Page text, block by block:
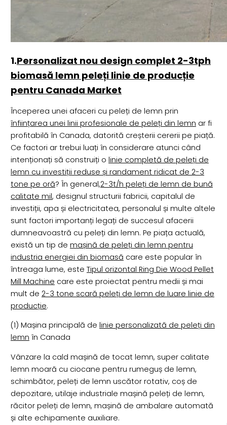
1.Personalizat nou design complet 2-3tph
biomasă lemn peleți linie de producție
pentru Canada Market
Începerea unei afaceri cu peleți de lemn prin
înființarea unei linii profesionale de peleți din lemn ar fi
profitabilă în Canada, datorită creșterii cererii pe piață.
Ce factori ar trebui luați în considerare atunci când
intenționați să construiți o linie completă de peleți de
lemn cu investiții reduse și randament ridicat de 2-3
tone pe oră? În general,2-3t/h peleți de lemn de bună
calitate mil, designul structurii fabricii, capitalul de
investiții, apa și electricitatea, personalul și multe altele
sunt factori importanți legați de succesul afacerii
dumneavoastră cu peleți din lemn. Pe piața actuală,
există un tip de mașină de peleți din lemn pentru
industria energiei din biomasă care este popular în
întreaga lume, este Tipul orizontal Ring Die Wood Pellet
Mill Machine care este proiectat pentru medii și mai
mult de 2-3 tone scară peleți de lemn de luare linie de
producție.
(1) Mașina principală de linie personalizată de peleți din
lemn în Canada
Vânzare la cald mașină de tocat lemn, super calitate
lemn moară cu ciocane pentru rumeguș de lemn,
schimbător, peleți de lemn uscător rotativ, coș de
depozitare, utilaje industriale mașină peleți de lemn,
răcitor peleți de lemn, mașină de ambalare automată
și alte echipamente auxiliare.